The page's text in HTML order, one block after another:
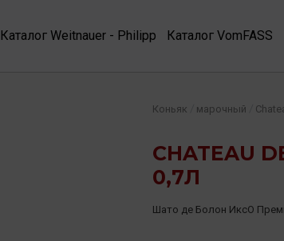
Каталог Weitnauer - Philipp Каталог VomFASS
CHATEAU
0,7Л
Коньяк марочный
Шато де Болон ИксО